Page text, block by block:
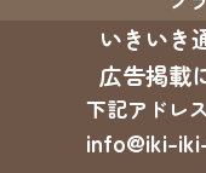
いきいき
広告掲載
下記アドレ
info@iki-